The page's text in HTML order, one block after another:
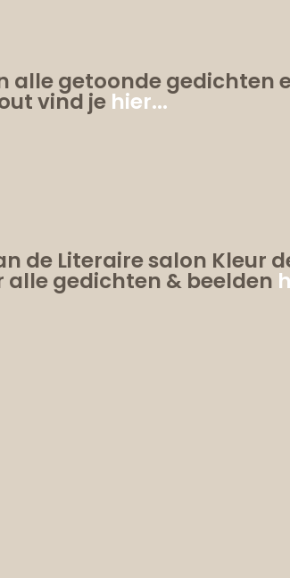
alle getoonde gedichten
vind je hier...
de Literaire salon Kleur
gedichten & beelden